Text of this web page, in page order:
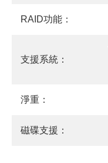
RAID功能：
支援系統：
淨重：
磁碟支援：